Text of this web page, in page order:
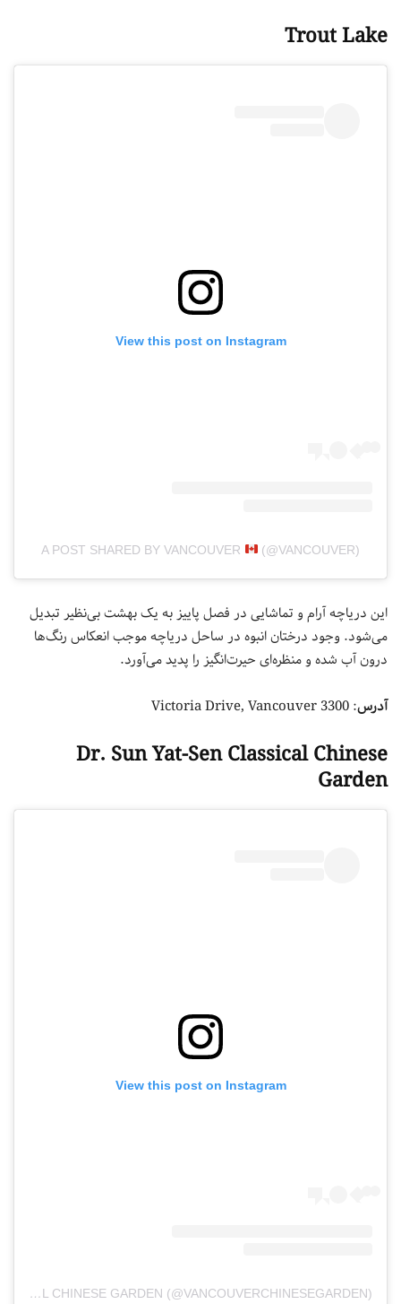
Trout Lake
View this post on Instagram
A POST SHARED BY VANCOUVER (@VANCOUVER)
این دریاچه آرام و تماشایی در فصل پاییز به یک بهشت بی‌نظیر تبدیل
می‌شود. وجود درختان انبوه در ساحل دریاچه موجب انعکاس رنگ‌ها
درون آب شده و منظره‌ای حیرت‌انگیز را پدید می‌آورد.
آدرس: 3300 Victoria Drive, Vancouver
Dr. Sun Yat-Sen Classical Chinese
Garden
View this post on Instagram
A POST SHARED BY DR. SUN YAT-SEN CLASSICAL CHINESE GARDEN (@VANCOUVERCHINESEGARDEN)